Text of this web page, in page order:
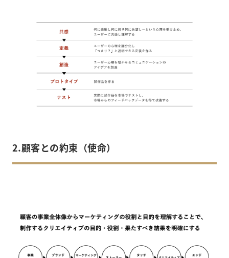
2.顧客との約束（使命）